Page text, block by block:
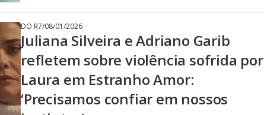
DO R7/08/01/2026
Juliana Silveira e Adriano Garib
refletem sobre violência sofrida por
Laura em Estranho Amor:
‘Precisamos confiar em nossos